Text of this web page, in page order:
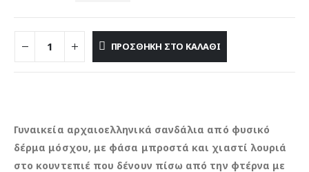
ΠΡΟΣΘΉΚΗ ΣΤΟ ΚΑΛΆΘΙ
Γυναικεία αρχαιοελληνικά σανδάλια από φυσικό
δέρμα μόσχου, με φάσα μπροστά και χιαστί λουριά
στο κουντεπιέ που δένουν πίσω από την φτέρνα με